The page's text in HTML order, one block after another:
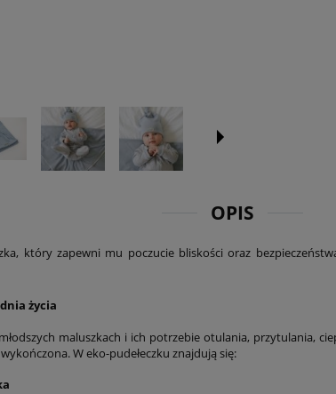
OPIS
który zapewni mu poczucie bliskości oraz
życia
maluszkach i ich potrzebie otulania, przytulania,
W eko-pudełeczku znajdują się: